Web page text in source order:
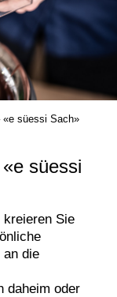
«e süessi Sach»
süessi
kreieren Sie
an die
daheim oder